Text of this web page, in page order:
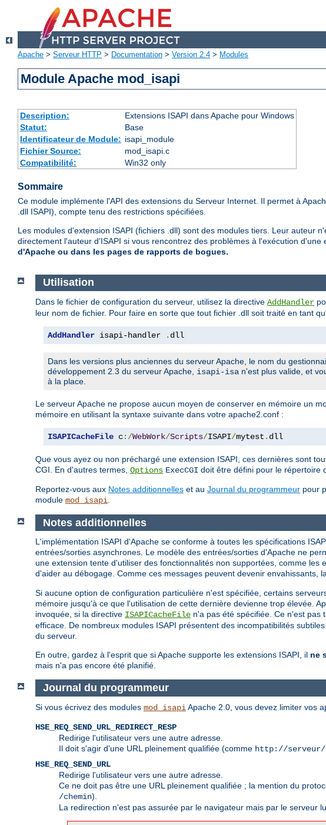
Apache > Serveur HTTP > Documentation > Version 2.4 > Modules
Module Apache mod_isapi
Description:
Extensions ISAPI dans Apache pour Windows
Statut:
Base
Identificateur de Module: isapi_module
Fichier Source:
mod_isapi.c
Compatibilité:
Win32 only
Sommaire
Ce module implémente l'API des extensions du Serveur Internet. Il permet à
.dll ISAPI), compte tenu des restrictions spécifiées.
Les modules d'extension ISAPI (fichiers .dll) sont des modules tiers. Leur auteur
directement l'auteur d'ISAPI si vous rencontrez des problèmes à l'exécution d'une
d'Apache ou dans les pages de rapports de bogues.
Utilisation
Dans le fichier de configuration du serveur, utilisez la directive AddHandler
leur nom de fichier. Pour faire en sorte que tout fichier .dll soit traité en tant
AddHandler isapi-handler . dll
Dans les versions plus anciennes du serveur Apache, le nom du
développement 2.3 du serveur Apache, isapi-isa n'est plus valide, et
à la place.
Le serveur Apache ne propose aucun moyen de conserver en mémoire un
mémoire en utilisant la syntaxe suivante dans votre apache2.conf :
ISAPICacheFile c:/WebWork/Scripts/ISAPI/mytest . dll
Que vous ayez ou non préchargé une extension ISAPI, ces dernières sont
CGI. En d'autres termes, Options ExecCGI doit être défini pour le répertoire
Reportez-vous aux Notes additionnelles et au Journal du programmeur pour
module mod_isapi
Notes additionnelles
L'implémentation ISAPI d'Apache se conforme à toutes les spécifications
entrées/sorties asynchrones. Le modèle des entrées/sorties d'Apache ne
une extension tente d'utiliser des fonctionnalités non supportées, comme
d'aider au débogage. Comme ces messages peuvent devenir envahissants,
Si aucune option de configuration particulière n'est spécifiée, certains
mémoire jusqu'à ce que l'utilisation de cette dernière devienne trop élevée.
invoquée, si la directive ISAPICacheFile n'a pas été spécifiée. Ce n'est pas
efficace. De nombreux modules ISAPI présentent des incompatibilités
du serveur.
En outre, gardez à l'esprit que si Apache supporte les extensions ISAPI, il ne
mais n'a pas encore été planifié.
Journal du programmeur
Si vous écrivez des modules mod_isapiApache 2.0, vous devez limiter vos
HSE_REQ_SEND_URL_REDIRECT_RESP
Redirige l'utilisateur vers une autre adresse.
Il doit s'agir d'une URL pleinement qualifiée (comme http://serveur/
HSE_REQ_SEND_URL
Redirige l'utilisateur vers une autre adresse.
Ce ne doit pas être une URL pleinement qualifiée ; la mention du
/chemin).
La redirection n'est pas assurée par le navigateur mais par le serveur